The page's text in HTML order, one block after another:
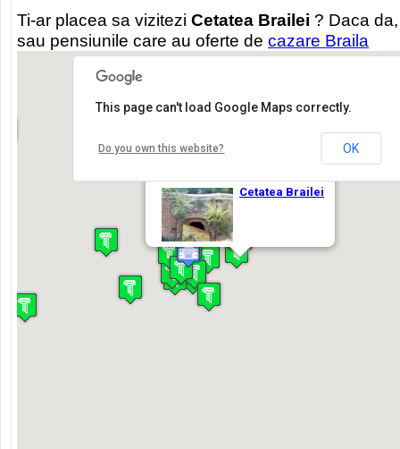
Ti-ar placea sa vizitezi Cetatea Brailei ? Daca
sau pensiunile care au oferte de cazare Braila